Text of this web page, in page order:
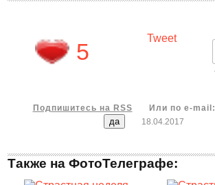
5
Tweet
Подпишитесь на RSS
Или по e-mail:
18.04.2017
Также на ФотоТелеграфе: